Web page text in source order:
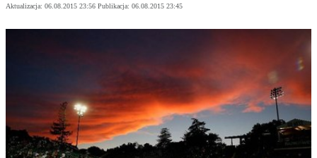
Aktualizacja: 06.08.2015 23:56 Publikacja: 06.08.2015 23:45